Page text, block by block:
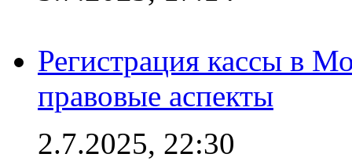
Регистрация кассы в
правовые аспекты
2.7.2025, 22:30